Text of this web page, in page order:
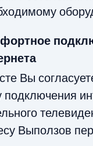
Вы
подключения
Выползов